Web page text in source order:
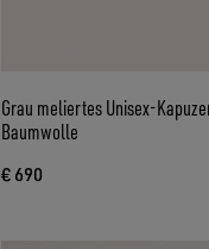
Grau meliertes Unisex-
Baumwolle
€ 690